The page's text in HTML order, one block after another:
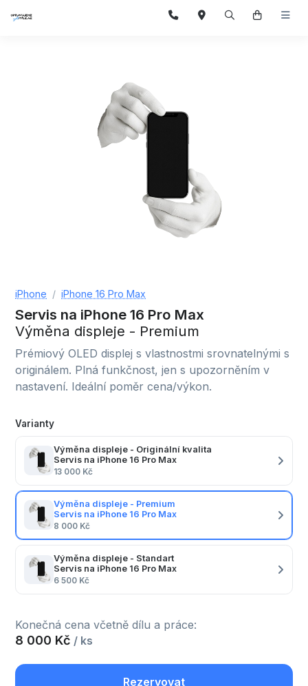
iPhone iPhone 16 Pro Max
Servis na iPhone 16 Pro Max
Výměna displeje - Premium
Prémiový OLED displej s vlastnostmi srovnatelnými s
originálem. Plná funkčnost, jen s upozorněním v
nastavení. Ideální poměr cena/výkon.
Varianty
Výměna displeje - Originální kvalita
Servis na iPhone 16 Pro Max
13 000 Kč
Výměna displeje - Premium
Servis na iPhone 16 Pro Max
8 000 Kč
Výměna displeje - Standart
Servis na iPhone 16 Pro Max
6 500 Kč
Konečná cena včetně dílu a práce:
8 000 Kč / ks
Rezervovat